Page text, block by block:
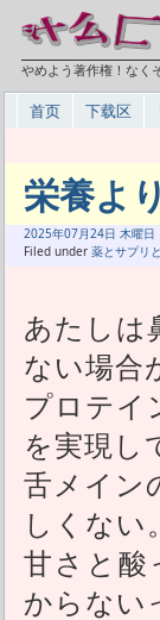
やめよう著作権！なく
首页 下载区
栄養よ
2025年07月24日 木曜日
Filed under 薬とサプリ
あたしは
ない場合
プロテイ
を実現し
舌メイン
しくない。
甘さと酸
からない